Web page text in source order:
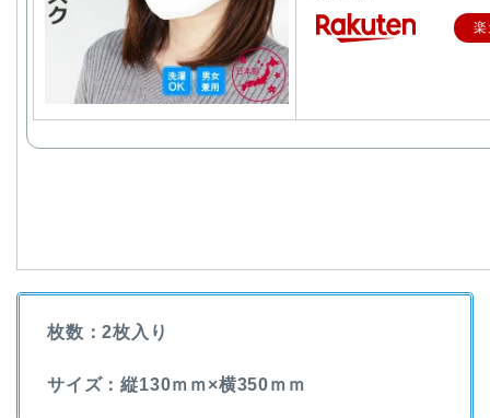
枚数：2枚入り
サイズ：縦130ｍｍ×横350ｍｍ